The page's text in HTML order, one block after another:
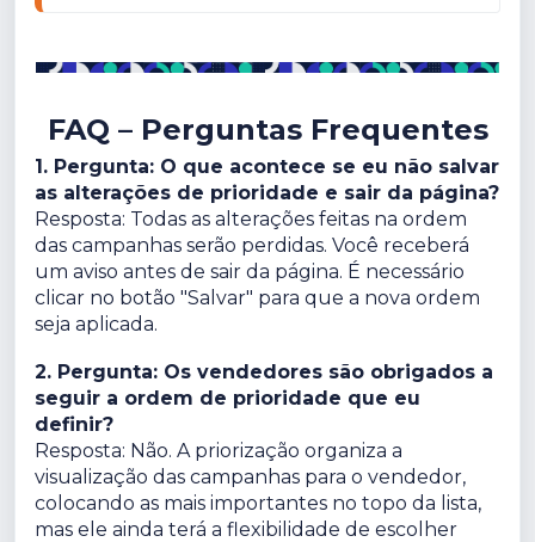
FAQ – Perguntas Frequentes
1. Pergunta: O que acontece se eu não salvar
as alterações de prioridade e sair da página?
Resposta: Todas as alterações feitas na ordem
das campanhas serão perdidas. Você receberá
um aviso antes de sair da página. É necessário
clicar no botão "Salvar" para que a nova ordem
seja aplicada.
2. Pergunta: Os vendedores são obrigados a
seguir a ordem de prioridade que eu
definir?
Resposta: Não. A priorização organiza a
visualização das campanhas para o vendedor,
colocando as mais importantes no topo da lista,
mas ele ainda terá a flexibilidade de escolher